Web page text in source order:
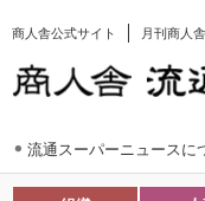
商人舎公式サイト 月刊商人舎
流通スーパーニュースに